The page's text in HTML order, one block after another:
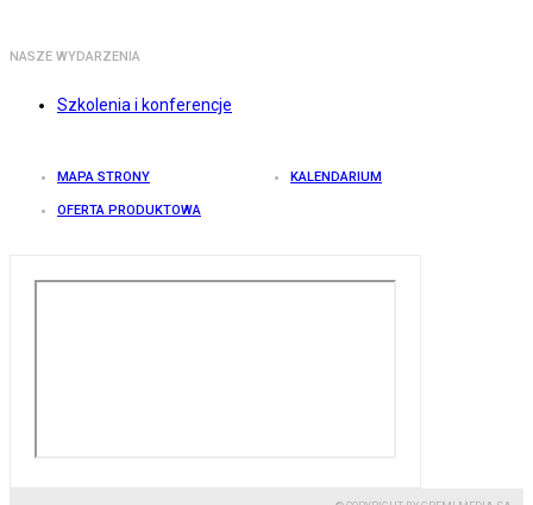
NASZE WYDARZENIA
Szkolenia i konferencje
MAPA STRONY KALENDARIUM
OFERTA PRODUKTOWA